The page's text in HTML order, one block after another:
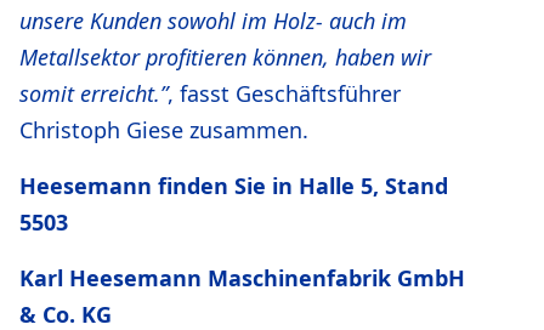
unsere Kunden sowohl im Holz- auch im
Metallsektor profitieren können, haben wir
somit erreicht.”, fasst Geschäftsführer
Christoph Giese zusammen.
Heesemann finden Sie in Halle 5, Stand
5503
Karl Heesemann Maschinenfabrik GmbH
& Co. KG